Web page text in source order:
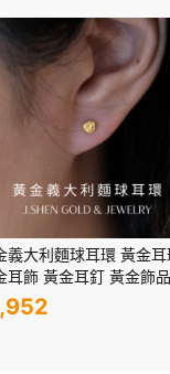
義大利麵球耳環 黃金耳
耳飾 黃金耳釘 黃金飾
環 禮物